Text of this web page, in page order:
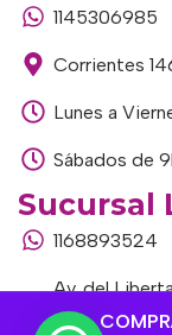
1145306985
Corrientes
Lunes a
Sábados de
Sucursal
1168893524
Av. del
Buenos Aires